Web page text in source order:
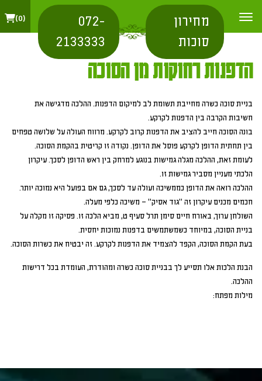
מחירון
סוכות
072-
2133333
0
הדפנות רחוקות מן הסוכה
בניית סוכה כשרה מחייבת תשומת לב למיקום הדפנות. ההלכה מדגישה את
חשיבות הקרבה בין הדפנות לקרקע.
בונה הסוכה חייב להציב את הדפנות קרוב לקרקע. מרווח העולה על שלושה טפחים
בין תחתית הדופן לקרקע פוסל את הדופן. נקודה זו קריטית בהקמת הסוכה.
לעומת זאת, ההלכה מגלה גמישות בנוגע למרחק בין ראש הדופן לסכך. עיקרון
הלכתי מעניין מסביר גמישות זו.
ההלכה רואה את הדופן כממשיכה ועולה עד לסכך, גם אם בפועל היא נמוכה יותר.
חכמים מכנים עיקרון זה "גוד אסיק" – משיכה כלפי מעלה.
השולחן ערוך, באורח חיים סימן תרל סעיף ט, מביא הלכה זו. פסיקה זו מקלה על
בניית הסוכה, במיוחד כשמשתמשים בדפנות נמוכות יחסית.
בעת הקמת הסוכה, הקפד להצמיד את הדפנות לקרקע. זה יבטיח את כשרות הסוכה.
הבנת הלכות אלו תסייע לך בבניית סוכה כשרה ומהודרת, העומדת בכל דרישות
ההלכה.
מילות מפתח: